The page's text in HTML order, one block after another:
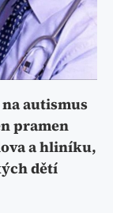
autismus
pramen
a hliníku,
dětí